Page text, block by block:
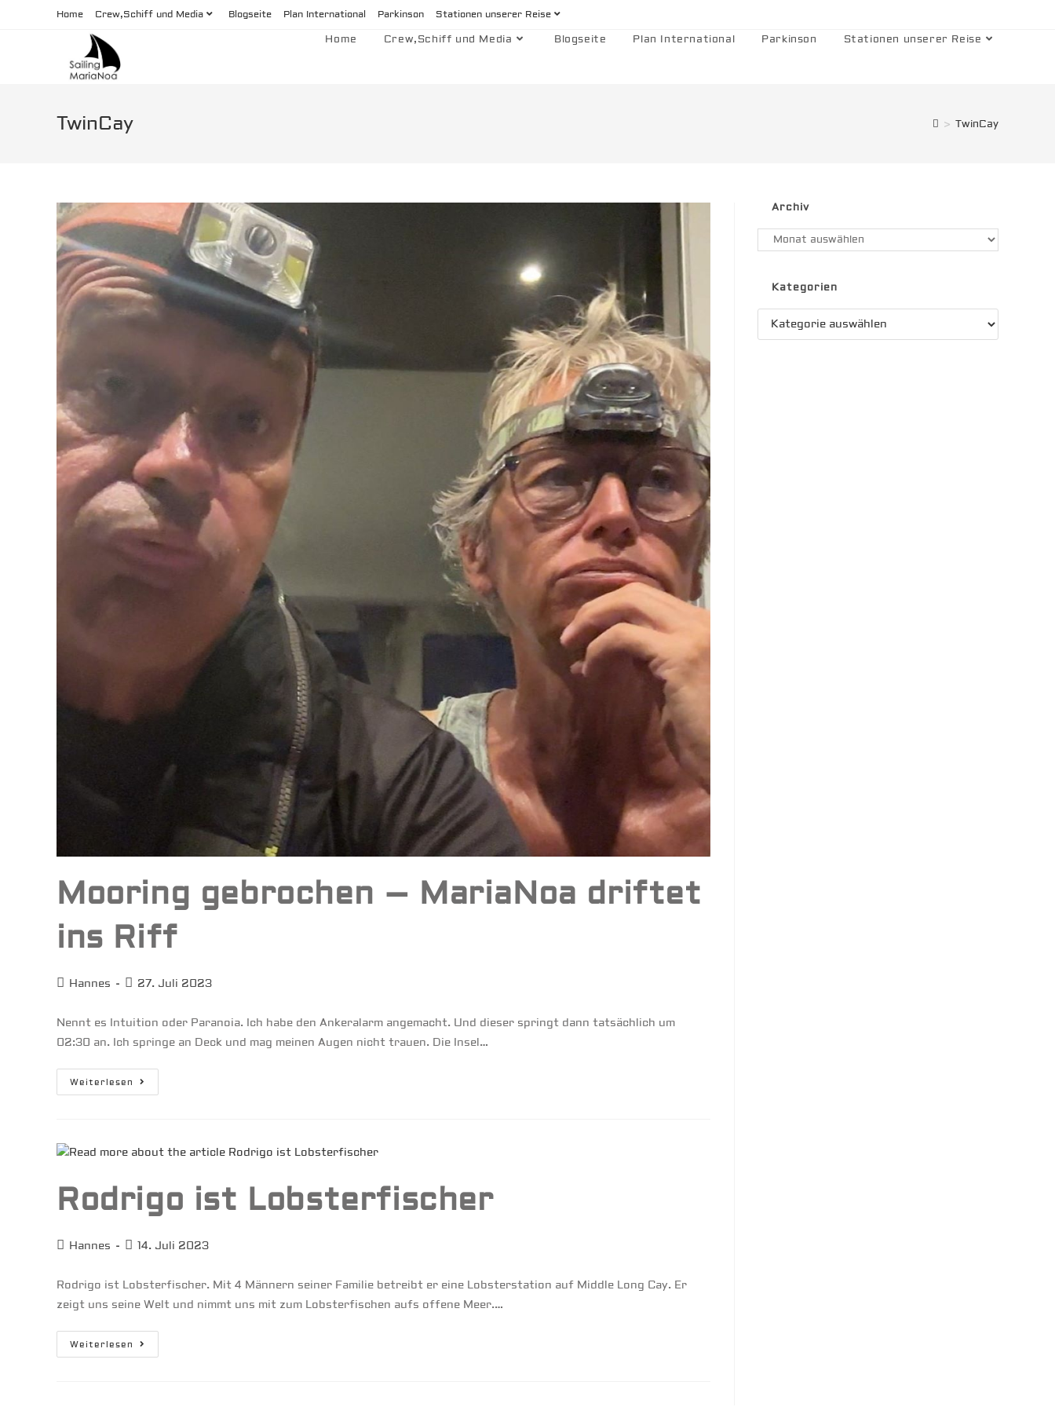
Home Crew,Schiff und Media Blogseite Plan International Parkinson Stationen unserer Reise
Home Crew,Schiff und Media Blogseite Plan International Parkinson Stationen unserer Reise
TwinCay > TwinCay
Mooring gebrochen – MariaNoa driftet
ins Riff
Beitrags-
Hannes
Beitrag
27. Juli 2023
Nennt es Intuition oder Paranoia. Ich habe den Ankeralarm angemacht. Und dieser springt dann tatsächlich um
02:30 an. Ich springe an Deck und mag meinen Augen nicht trauen. Die Insel…
Weiterlesen Mooring
Gebrochen
Riff
Rodrigo ist Lobsterfischer
Beitrags-
Hannes
Beitrag
14. Juli 2023
Rodrigo ist Lobsterfischer. Mit 4 Männern seiner Familie betreibt er eine Lobsterstation auf Middle Long Cay. Er
zeigt uns seine Welt und nimmt uns mit zum Lobsterfischen aufs offene Meer.…
Weiterlesen Rodrigo
Ist
Archiv
Archiv
Kategorien
Kategorien